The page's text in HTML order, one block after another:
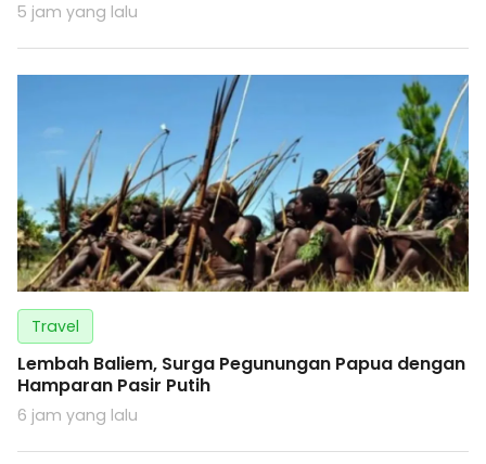
5 jam yang lalu
Travel
Lembah Baliem, Surga Pegunungan Papua dengan
Hamparan Pasir Putih
6 jam yang lalu